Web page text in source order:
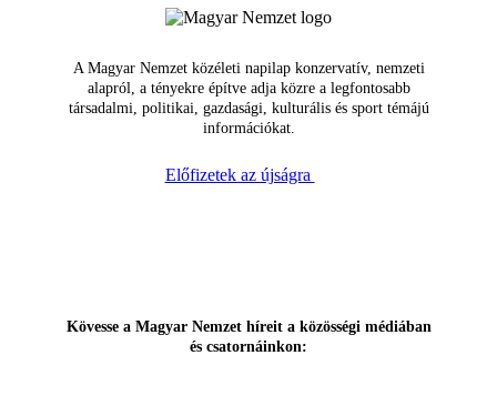
A Magyar Nemzet közéleti napilap konzervatív, nemzeti
alapról, a tényekre építve adja közre a legfontosabb
társadalmi, politikai, gazdasági, kulturális és sport témájú
információkat.
Előfizetek az újságra
Kövesse a Magyar Nemzet híreit a közösségi médiában
és csatornáinkon: